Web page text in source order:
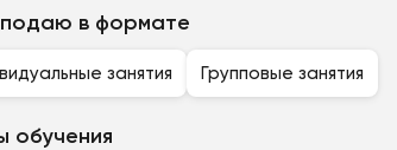
в формате
занятия Групповые занятия
обучения